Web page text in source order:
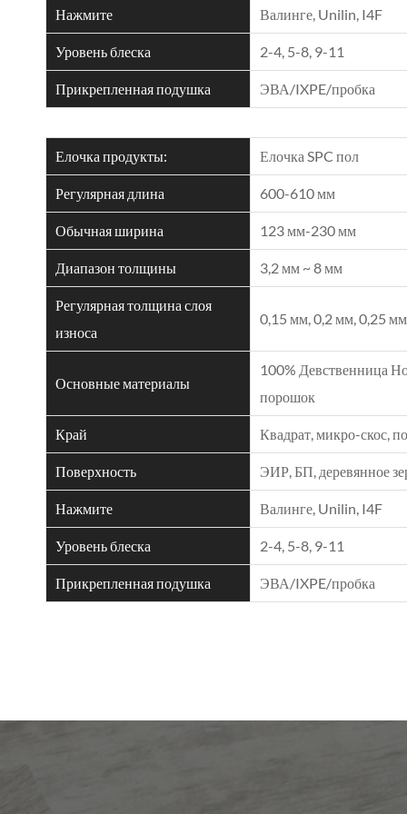
Нажмите Валинге, Unilin, I4F
Уровень блеска 2-4, 5-8, 9-11
Прикрепленная подушка ЭВА/IXPE/пробка
Елочка продукты: Елочка SPC пол
Регулярная длина 600-610 мм
Обычная ширина 123 мм-230 мм
Диапазон толщины 3,2 мм ~ 8 мм
Регулярная толщина слоя
износа
0,15 мм, 0,2 мм, 0,25
Основные материалы
100% Девственница
порошок
Край Квадрат, микро-скос,
Поверхность ЭИР, БП, деревянное
Нажмите Валинге, Unilin, I4F
Уровень блеска 2-4, 5-8, 9-11
Прикрепленная подушка ЭВА/IXPE/пробка